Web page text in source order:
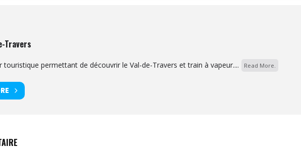
Travers
touristique permettant de découvrir le Val-de-Travers et train à vapeur.... Read More.